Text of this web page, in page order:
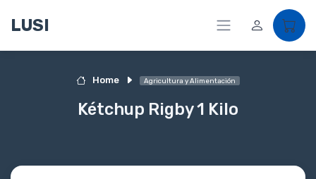
LUSI
Home Agricultura y Alimentación
Kétchup Rigby 1 Kilo